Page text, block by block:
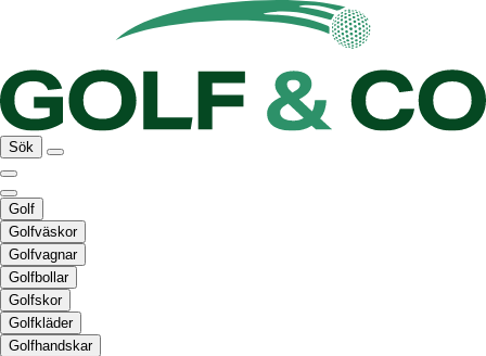
Sök
Golf
Golfväskor
Golfvagnar
Golfbollar
Golfskor
Golfkläder
Golfhandskar